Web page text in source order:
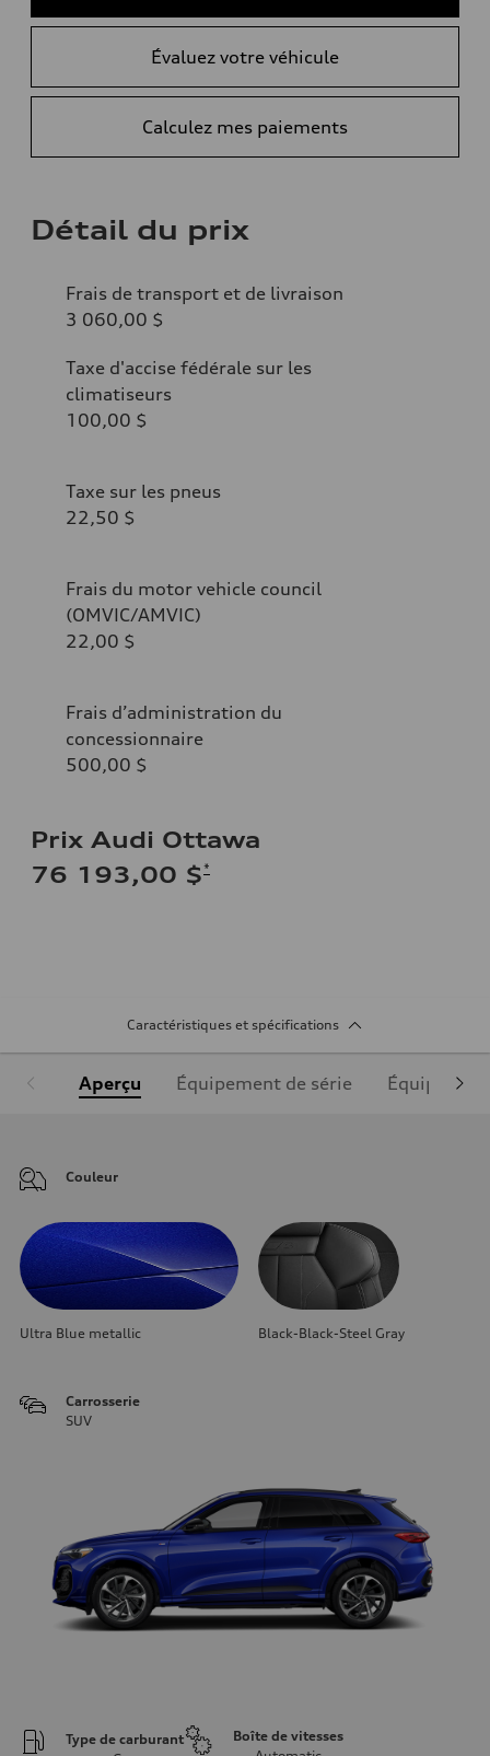
Évaluez votre véhicule
Calculez mes paiements
Détail du prix
Frais de transport et de livraison
3 060,00 $
Taxe d'accise fédérale sur les
climatiseurs
100,00 $
Taxe sur les pneus
22,50 $
Frais du motor vehicle council
(OMVIC/AMVIC)
22,00 $
Frais d’administration du
concessionnaire
500,00 $
Prix Audi Ottawa
76 193,00 $*
Caractéristiques et spécifications
Aperçu Équipement de série
Couleur
Ultra Blue metallic Black-Black-Steel Gray
Carrosserie
SUV
Type de carburant
Boîte de vitesses